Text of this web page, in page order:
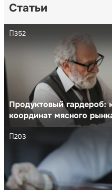
Статьи
Продуктовый гардероб:
координат мясного
352
203